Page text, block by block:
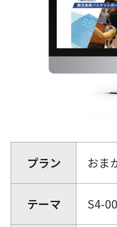
プラン おま
テーマ S4-